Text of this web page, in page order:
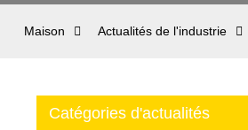
Maison Actualités de l'industrie
Catégories d'actualités